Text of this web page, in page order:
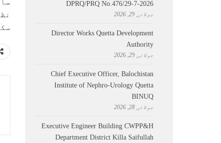
DPRQ/PRQ No.476/29-7-2026
جولائی 29, 2026
Director Works Quetta Development
Authority
جولائی 29, 2026
Chief Executive Officer, Balochistan
Institute of Nephro-Urology Quetta
BINUQ
جولائی 28, 2026
Executive Engineer Building CWPP&H
Department District Killa Saifullah